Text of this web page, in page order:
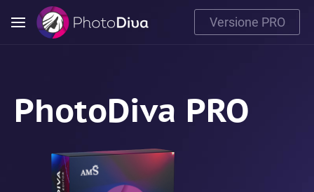
Versione PRO
PhotoDiva PRO